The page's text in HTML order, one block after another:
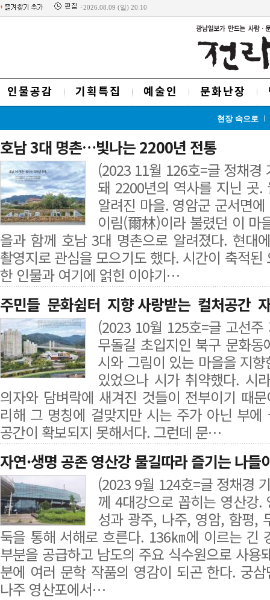
2026.08.09 (일) 20:10
인물공감 기획특집 예술인 문화난장
현장 속으로
호남 3대 명촌…빛나는 2200년 전통
(2023 11월 126호=글 정채경
돼 2200년의 역사를 지닌 곳.
알려진 마을. 영암군 군서면
이림(爾林)이라 불렸던 이 마
을과 함께 호남 3대 명촌으로 알려졌다. 현대
촬영지로 관심을 모으기도 했다. 시간이 축적
한 인물과 여기에 얽힌 이야기…
주민들 문화쉼터 지향 사랑받는 컬처공간
(2023 10월 125호=글 고선
무돌길 초입지인 북구 문화
시와 그림이 있는 마을을 지
있었으나 시가 취약했다. 시
의자와 담벼락에 새겨진 것들이 전부이기 때
리해 그 명칭에 걸맞지만 시는 주가 아닌 부에
공간이 확보되지 못해서다. 그런데 문…
자연·생명 공존 영산강 물길따라 즐기는 나들
(2023 9월 124호=글 정채경
께 4대강으로 꼽히는 영산강
성과 광주, 나주, 영암, 함평,
둑을 통해 서해로 흐른다. 136㎞에 이르는 긴
부분을 공급하고 남도의 주요 식수원으로 사용
분에 여러 문학 작품의 영감이 되곤 한다. 궁
나주 영산포에서…